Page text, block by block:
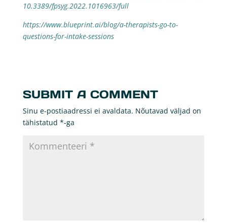
10.3389/fpsyg.2022.1016963/full
https://www.blueprint.ai/blog/a-therapists-go-to-
questions-for-intake-sessions
SUBMIT A COMMENT
Sinu e-postiaadressi ei avaldata. Nõutavad väljad on
tähistatud *-ga